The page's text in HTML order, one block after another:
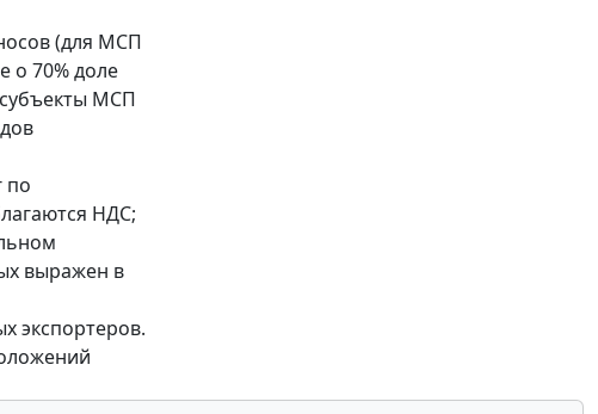
(для МСП
о 70% доле
МСП
по
НДС;
выражен в
экспортеров.